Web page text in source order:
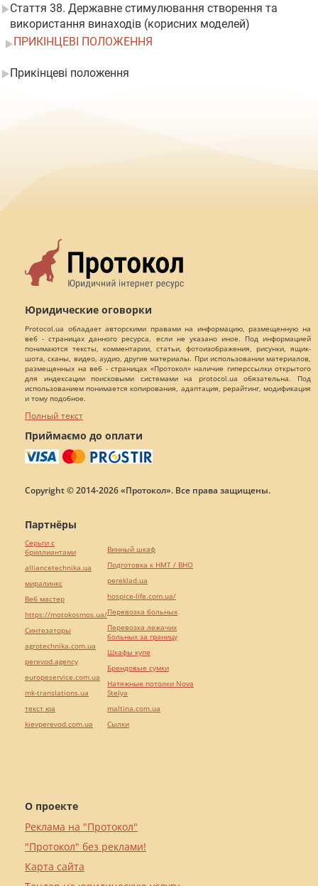
Стаття 38. Державне стимулювання створення та
використання винаходів (корисних моделей)
ПРИКІНЦЕВІ ПОЛОЖЕННЯ
Прикінцеві положення
Юридические оговорки
Protocol.ua обладает авторскими правами на информацию, размещенную на
веб - страницах данного ресурса, если не указано иное. Под информацией
понимаются тексты, комментарии, статьи, фотоизображения, рисунки, ящик-
шота, сканы, видео, аудио, другие материалы. При использовании материалов,
размещенных на веб - страницах «Протокол» наличие гиперссылки открытого
для индексации поисковыми системами на protocol.ua обязательна. Под
использованием понимается копирования, адаптация, рерайтинг, модификация
и тому подобное.
Полный текст
Приймаємо до оплати
Copyright © 2014-2026 «Протокол». Все права защищены.
О проекте
Реклама на "Протокол"
"Протокол" без реклами!
Карта сайта
Партнёры
Серьги с
бриллиантами
alliancetechnika.ua
миралинкс
Веб мастер
https://motokosmos.ua/
Синтезаторы
agrotechnika.com.ua
perevod.agency
europeservice.com.ua
mk-translations.ua
текст юа
kievperevod.com.ua
Винный шкаф
Подготовка к НМТ / ВНО
pereklad.ua
hospice-life.com.ua/
Перевозка больных
Перевозка лежачих
больных за границу
Шкафы купе
Брендовые сумки
Натяжные потолки Nova
Stelya
maltina.com.ua
Cылки